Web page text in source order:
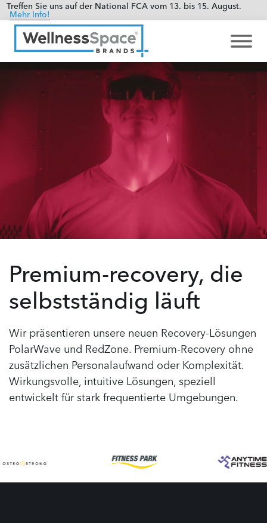
Treffen Sie uns auf der National FCA vom 13. bis 15. August.
Mehr Info!
Premium-recovery, die
selbstständig läuft
Wir präsentieren unsere neuen Recovery-Lösungen
PolarWave und RedZone. Premium-Recovery ohne
zusätzlichen Personalaufwand oder Komplexität.
Wirkungsvolle, intuitive Lösungen, speziell
entwickelt für stark frequentierte Umgebungen.